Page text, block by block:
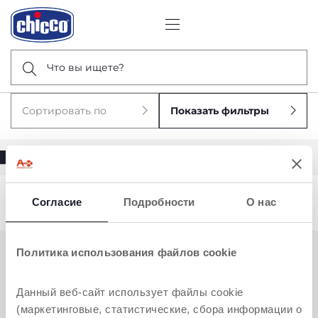
Согласие Подробности О нас
Политика использования файлов cookie
Данный веб-сайт использует файлы cookie
(маркетинговые, статистические, сбора информации о
Что вы ищете?
Сортировать по Показать фильтры
Извините, ничего не найдено поnull
ИНФОРМАЦИЯ?